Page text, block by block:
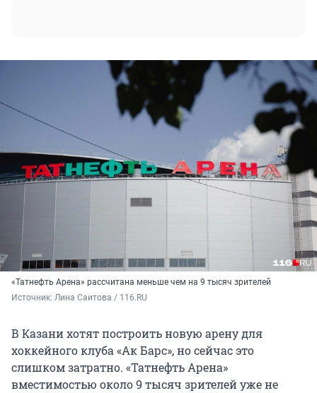
«Татнефть Арена» рассчитана меньше чем на 9 тысяч зрителей
Источник: Лина Саитова / 116.RU
В Казани хотят построить новую арену для
хоккейного клуба «Ак Барс», но сейчас это
слишком затратно. «Татнефть Арена»
вместимостью около 9 тысяч зрителей уже не